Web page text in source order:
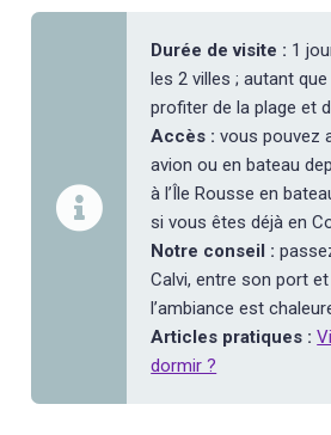
Durée de visite : 1
les 2 villes ; autant
profiter de la plage et
Accès : vous pouvez
avion ou en bateau
à l’Île Rousse en
si vous êtes déjà en
Notre conseil :
Calvi, entre son port et
l’ambiance est
Articles pratiques :
dormir ?